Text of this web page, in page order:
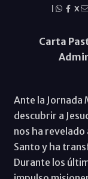
X
Carta
Ante la Jornada
descubrir a
nos ha revelado
Santo y ha
Durante los